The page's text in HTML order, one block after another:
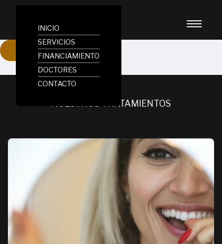
INICIO
SERVICIOS
FINANCIAMIENTO
DOCTORES
CONTACTO
AGENDAR ONLINE AQUÍ
NUESTROS TRATAMIENTOS